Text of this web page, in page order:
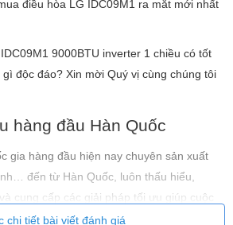
điều hòa LG IDC09M1 ra mắt mới nhất
9000BTU inverter 1 chiều có tốt
độc đáo? Xin mời Quý vị cùng chúng tôi
hàng đầu Hàn Quốc
gia hàng đầu hiện nay chuyên sản xuất
đến từ Hàn Quốc, luôn thấu hiểu,
cung cấp các giải pháp tối ưu giúp cuộc
Good – Cuộc sống tốt đẹp”. LG được
chi tiết bài viết đánh giá